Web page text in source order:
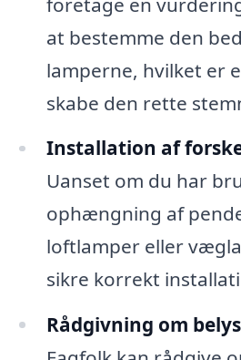
at bestemme den
lamperne, hvilket er
skabe den rette
Installation af
Uanset om du har
ophængning af
loftlamper eller
sikre korrekt
Rådgivning om